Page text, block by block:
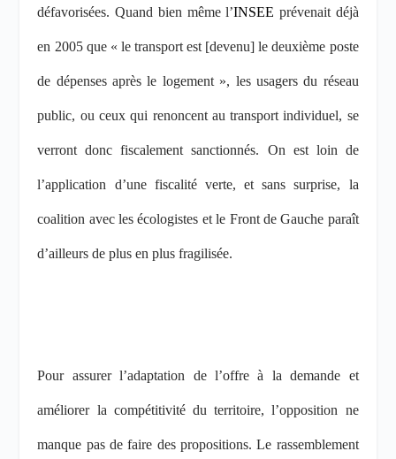
défavorisées. Quand bien même l’INSEE prévenait déjà
en 2005 que « le transport est [devenu] le deuxième poste
de dépenses après le logement », les usagers du réseau
public, ou ceux qui renoncent au transport individuel, se
verront donc fiscalement sanctionnés. On est loin de
l’application d’une fiscalité verte, et sans surprise, la
coalition avec les écologistes et le Front de Gauche paraît
d’ailleurs de plus en plus fragilisée.
Pour assurer l’adaptation de l’offre à la demande et
améliorer la compétitivité du territoire, l’opposition ne
manque pas de faire des propositions. Le rassemblement